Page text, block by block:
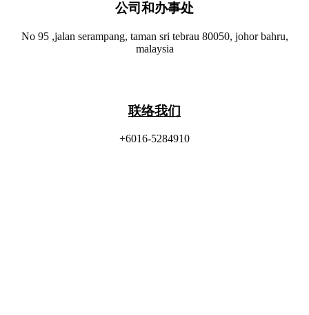
公司和办事处​
No 95 ,jalan serampang, taman sri tebrau 80050, johor bahru,
malaysia
联络我们
+6016-5284910